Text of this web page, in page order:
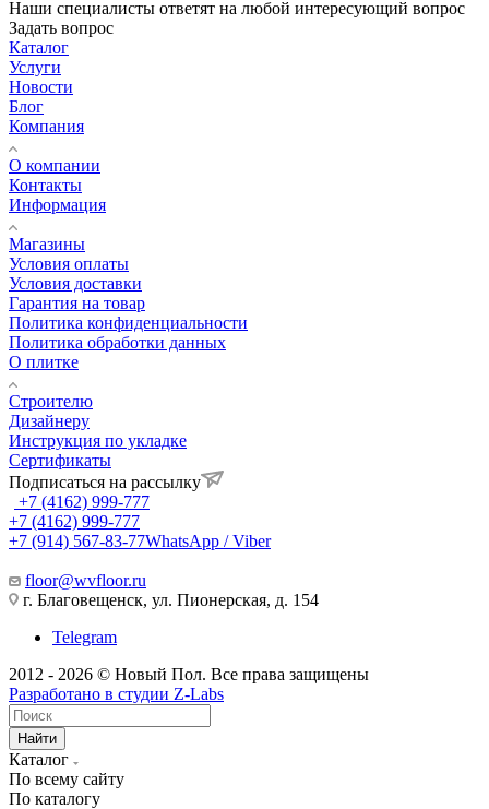
Наши специалисты ответят на любой интересующий вопрос
Задать вопрос
Каталог
Услуги
Новости
Блог
Компания
О компании
Контакты
Информация
Магазины
Условия оплаты
Условия доставки
Гарантия на товар
Политика конфиденциальности
Политика обработки данных
О плитке
Строителю
Дизайнеру
Инструкция по укладке
Сертификаты
Подписаться на рассылку
+7 (4162) 999-777
+7 (4162) 999-777
+7 (914) 567-83-77WhatsApp / Viber
floor@wvfloor.ru
г. Благовещенск, ул. Пионерская, д. 154
Telegram
2012 - 2026 © Новый Пол. Все права защищены
Разработано в студии Z-Labs
Найти
Каталог
По всему сайту
По каталогу